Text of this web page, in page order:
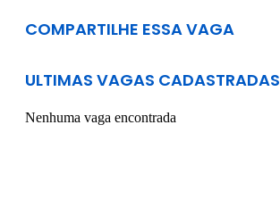
COMPARTILHE ESSA VAGA
ULTIMAS VAGAS CADASTRADAS
Nenhuma vaga encontrada